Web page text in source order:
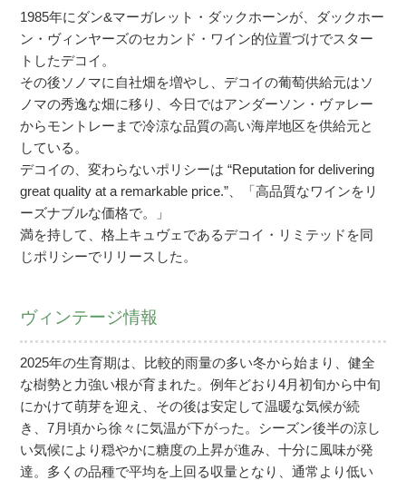
1985年にダン&マーガレット・ダックホーンが、ダックホー
ン・ヴィンヤーズのセカンド・ワイン的位置づけでスター
トしたデコイ。
その後ソノマに自社畑を増やし、デコイの葡萄供給元はソ
ノマの秀逸な畑に移り、今日ではアンダーソン・ヴァレー
からモントレーまで冷涼な品質の高い海岸地区を供給元と
している。
デコイの、変わらないポリシーは “Reputation for delivering
great quality at a remarkable price.”、「高品質なワインをリ
ーズナブルな価格で。」
満を持して、格上キュヴェであるデコイ・リミテッドを同
じポリシーでリリースした。
ヴィンテージ情報
2025年の生育期は、比較的雨量の多い冬から始まり、健全
な樹勢と力強い根が育まれた。例年どおり4月初旬から中旬
にかけて萌芽を迎え、その後は安定して温暖な気候が続
き、7月頃から徐々に気温が下がった。シーズン後半の涼し
い気候により穏やかに糖度の上昇が進み、十分に風味が発
達。多くの品種で平均を上回る収量となり、通常より低い